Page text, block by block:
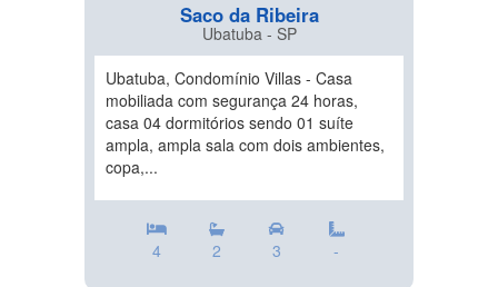
Saco da Ribeira
Ubatuba - SP
Ubatuba, Condomínio Villas - Casa
mobiliada com segurança 24 horas,
casa 04 dormitórios sendo 01 suíte
ampla, ampla sala com dois ambientes,
copa,...
4 2 3 -